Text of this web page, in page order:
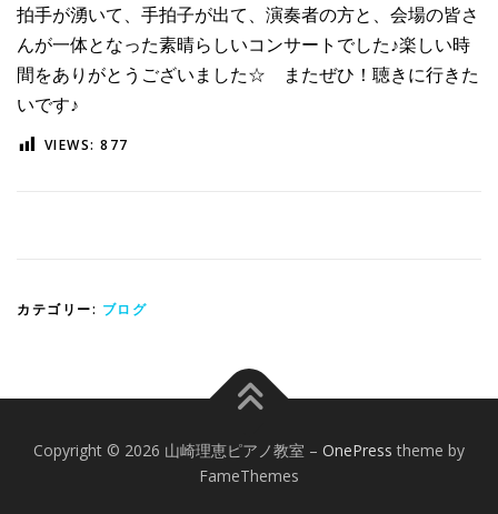
拍手が湧いて、手拍子が出て、演奏者の方と、会場の皆さ
んが一体となった素晴らしいコンサートでした♪楽しい時
間をありがとうございました☆ またぜひ！聴きに行きた
いです♪
VIEWS: 877
カテゴリー: ブログ
Copyright © 2026 山崎理恵ピアノ教室 – OnePress theme by
FameThemes